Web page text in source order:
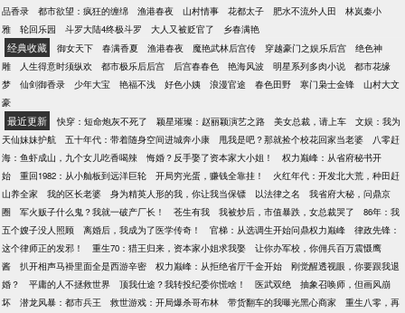
品香录
都市欲望：疯狂的缠绵 渔港春夜 山村情事 花都太子 肥水不流外人田
林岚秦小
雅
轮回乐园 斗罗大陆4终极斗罗 大人又被贬官了 乡春满艳
经典收藏 御女天下 春满香夏 渔港春夜 魔艳武林后宫传 穿越豪门之娱乐后宫
绝色神
雕
人生得意时须纵欢 都市极乐后后宫 后宫春春色 艳海风波 明星系列多肉小说
都市花缘
梦
仙剑御香录 少年大宝 艳福不浅 好色小姨 浪漫官途 春色田野 寒门枭士金锋
山村大文
豪
最近更新 快穿：短命炮灰不死了 颖星璀璨：赵丽颖演艺之路 美女总裁，请上车
文娱：我为
天仙妹妹护航
五十年代：带着随身空间进城奔小康 甩我是吧？那就捡个校花回家当老婆
八零赶
海：鱼虾成山，九个女儿吃香喝辣
悔婚？反手娶了资本家大小姐！
权力巅峰：从省府秘书开
始
重回1982：从小舢板到远洋巨轮 开局穷光蛋，赚钱全靠挂！
火红年代：开发北大荒，种田赶
山养全家
我的区长老婆 身为精英人形的我，你让我当保镖 以法律之名
我省府大秘，问鼎京
圈
军火贩子什么鬼？我就一破产厂长！ 苍生有我 我被炒后，市值暴跌，女总裁哭了
86年：我
五个嫂子没人照顾
离婚后，我成为了医学传奇！ 官梯：从选调生开始问鼎权力巅峰
律政先锋：
这个律师正的发邪！
重生70：猎王归来，资本家小姐求我娶
让你办军校，你佣兵百万震慑鹰
酱
扒开相声马褂里面全是西游辛密 权力巅峰：从拒绝省厅千金开始
刚觉醒透视眼，你要跟我退
婚？
平庸的人不拯救世界 顶我仕途？我转投纪委你慌啥！ 医武双绝
抽象召唤师，但画风崩
坏
潜龙风暴：都市兵王 救世游戏：开局爆杀哥布林 带货翻车的我曝光黑心商家
重生八零，再